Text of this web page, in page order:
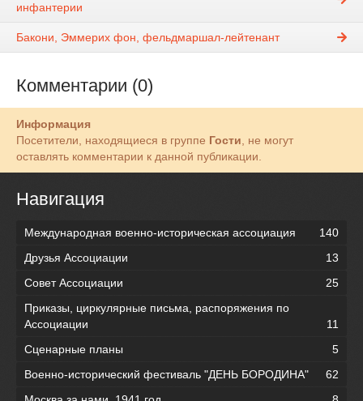
инфантерии
Бакони, Эммерих фон, фельдмаршал-лейтенант
Комментарии (0)
Информация
Посетители, находящиеся в группе Гости , не могут
оставлять комментарии к данной публикации.
Навигация
Международная военно-историческая ассоциация
140
Друзья Ассоциации
13
Совет Ассоциации
25
Приказы, циркулярные письма, распоряжения по
Ассоциации
11
Сценарные планы
5
Военно-исторический фестиваль "ДЕНЬ БОРОДИНА"
62